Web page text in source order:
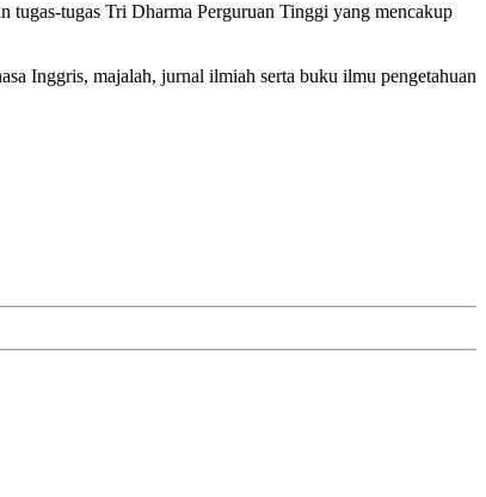
tugas-tugas Tri Dharma Perguruan Tinggi yang mencakup
Inggris, majalah, jurnal ilmiah serta buku ilmu pengetahuan